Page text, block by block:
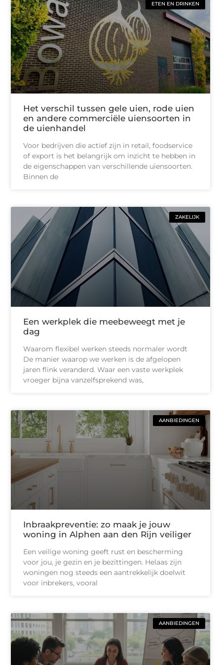
ETEN EN DRINKEN
Het verschil tussen gele uien, rode uien
en andere commerciële uiensoorten in
de uienhandel
Voor bedrijven die actief zijn in retail, foodservice
of export is het belangrijk om inzicht te hebben in
de eigenschappen van verschillende uiensoorten.
Binnen de
ZAKELIJK
Een werkplek die meebeweegt met je
dag
Waarom flexibel werken steeds normaler wordt
De manier waarop we werken is de afgelopen
jaren flink veranderd. Waar een vaste werkplek
vroeger bijna vanzelfsprekend was,
AANBIEDINGEN
Inbraakpreventie: zo maak je jouw
woning in Alphen aan den Rijn veiliger
Een veilige woning geeft rust en bescherming
voor jou, je gezin en je bezittingen. Helaas zijn
woningen nog steeds een aantrekkelijk doelwit
voor inbrekers, vooral
AANBIEDINGEN